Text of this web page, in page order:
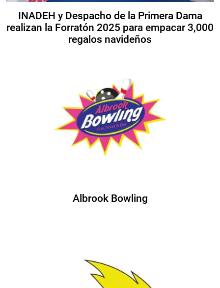
INADEH y Despacho de la Primera Dama
realizan la Forratón 2025 para empacar 3,000
regalos navideños
Albrook Bowling